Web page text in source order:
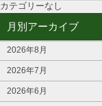
カテゴリーなし
月別アーカイブ
2026年8月
2026年7月
2026年6月